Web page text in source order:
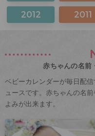
2012 2011
赤ちゃんの名前
ベビーカレンダーが毎日配
ュースです。赤ちゃんの名
よみが出来ます。